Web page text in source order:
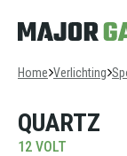
Home Verlichting
QUARTZ
12 VOLT